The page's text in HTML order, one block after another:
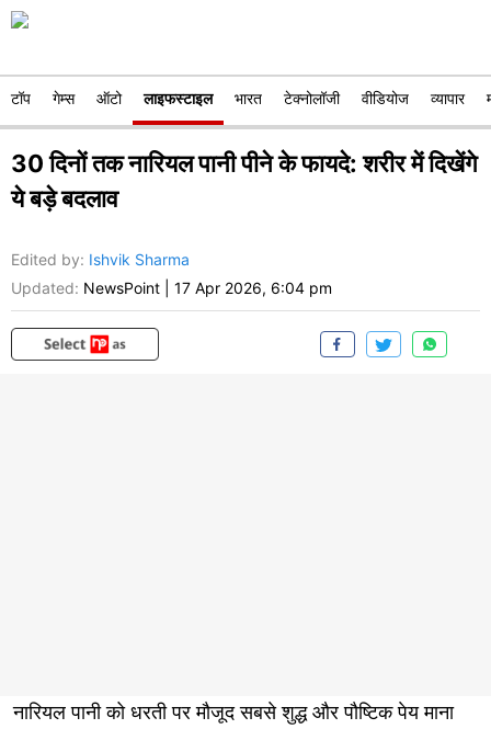
टॉप गेम्स ऑटो लाइफस्टाइल भारत टेक्नोलॉजी वीडियोज व्यापार
30 दिनों तक नारियल पानी पीने के फायदे: शरीर में दिखेंगे
ये बड़े बदलाव
Edited by: Ishvik Sharma
Updated: NewsPoint 17 Apr 2026, 6:04 pm
नारियल पानी को धरती पर मौजूद सबसे शुद्ध और पौष्टिक पेय माना